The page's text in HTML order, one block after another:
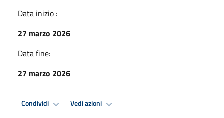
Data inizio :
27 marzo 2026
Data fine:
27 marzo 2026
Condividi Vedi azioni